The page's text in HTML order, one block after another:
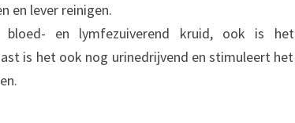
en lever reinigen.
en lymfezuiverend kruid, ook is het
is het ook nog urinedrijvend en stimuleert het